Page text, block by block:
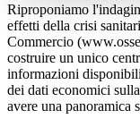
Riproponiamo
effetti della crisi
Commercio
costruire un unico
informazioni
dei dati economici
avere una panoramica